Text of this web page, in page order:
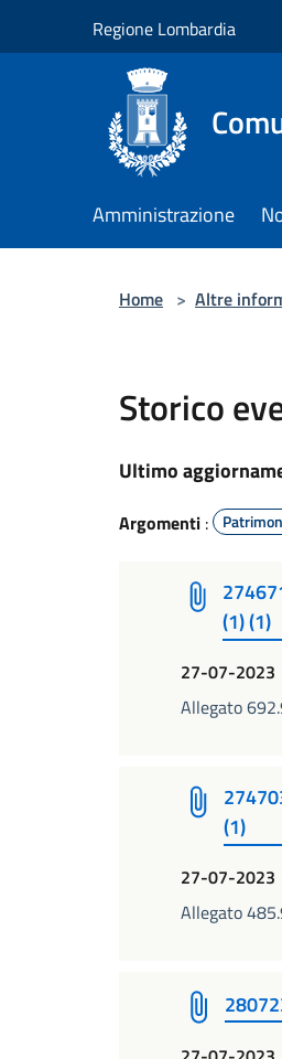
Regione Lombardia
Amministrazione
Home > Altre
Storico
Ultimo
Argomenti :
(1) (1)
27-07-2023
Allegato
(1)
27-07-2023
Allegato